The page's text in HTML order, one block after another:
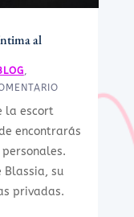
al
,
la escort
encontrarás
Blassia, su
privadas.